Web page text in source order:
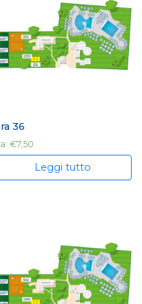
36
€7,50
Leggi tutto